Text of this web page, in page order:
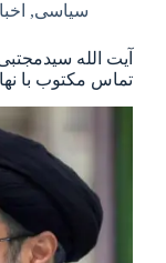
سیاسی,
آیت الله
تماس مکتوب با